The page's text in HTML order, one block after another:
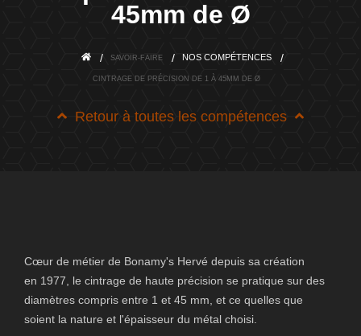
45mm de Ø
SAVOIR-FAIRE NOS COMPÉTENCES
CINTRAGE DE PRÉCISION DE 1 À 45MM DE Ø
Retour à toutes les compétences
Cœur de métier de Bonamy's Hervé depuis sa création
en 1977 , le cintrage de haute précision se pratique sur des
diamètres compris entre 1 et 45 mm, et ce quelles que
soient la nature et l'épaisseur du métal choisi.